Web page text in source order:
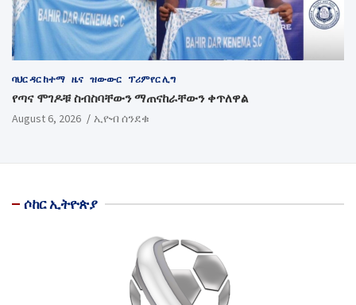
ባህር ዳር ከተማ ዜና ዝውውር ፕሪምየር ሊግ
የጣና ሞገዶቹ ስብስባቸውን ማጠናከራቸውን ቀጥለዋል
August 6, 2026 ኢዮብ ሰንደቁ
ሶከር ኢትዮጵያ